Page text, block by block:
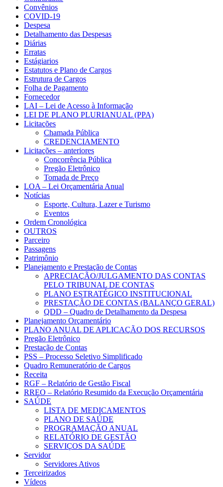
Convênios
COVID-19
Despesa
Detalhamento das Despesas
Diárias
Erratas
Estágiarios
Estatutos e Plano de Cargos
Estrutura de Cargos
Folha de Pagamento
Fornecedor
LAI – Lei de Acesso à Informação
LEI DE PLANO PLURIANUAL (PPA)
Licitações
Chamada Pública
CREDENCIAMENTO
Licitações – anteriores
Concorrência Pública
Pregão Eletrônico
Tomada de Preço
LOA – Lei Orçamentária Anual
Notícias
Esporte, Cultura, Lazer e Turismo
Eventos
Ordem Cronológica
OUTROS
Parceiro
Passagens
Patrimônio
Planejamento e Prestação de Contas
APRECIAÇÃO/JULGAMENTO DAS CONTAS
PELO TRIBUNAL DE CONTAS
PLANO ESTRATÉGICO INSTITUCIONAL
PRESTAÇÃO DE CONTAS (BALANÇO GERAL)
QDD – Quadro de Detalhamento da Despesa
Planejamento Orçamentário
PLANO ANUAL DE APLICAÇÃO DOS RECURSOS
Pregão Eletrônico
Prestação de Contas
PSS – Processo Seletivo Simplificado
Quadro Remuneratório de Cargos
Receita
RGF – Relatório de Gestão Fiscal
RREO – Relatório Resumido da Execução Orçamentária
SAÚDE
LISTA DE MEDICAMENTOS
PLANO DE SAÚDE
PROGRAMAÇÃO ANUAL
RELATÓRIO DE GESTÃO
SERVIÇOS DA SAÚDE
Servidor
Servidores Ativos
Terceirizados
Vídeos